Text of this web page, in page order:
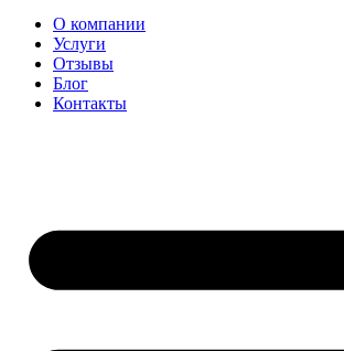
О компании
Услуги
Отзывы
Блог
Контакты